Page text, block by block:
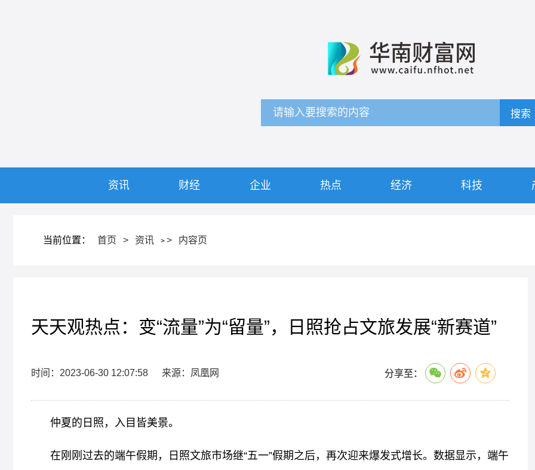
搜索
资讯 财经 企业 热点 经济 科技
当前位置： 首页 > 资讯 > > 内容页
天天观热点：变“流量”为“留量”，日照抢占文旅发展“新赛道”
时间：2023-06-30 12:07:58 来源：凤凰网 分享至：
仲夏的日照，入目皆美景。
在刚刚过去的端午假期，日照文旅市场继“五一”假期之后，再次迎来爆发式增长。数据显示，端午